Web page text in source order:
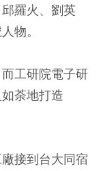
羅火、劉英
物。
工研院電子研
荼地打造
接到台大同宿